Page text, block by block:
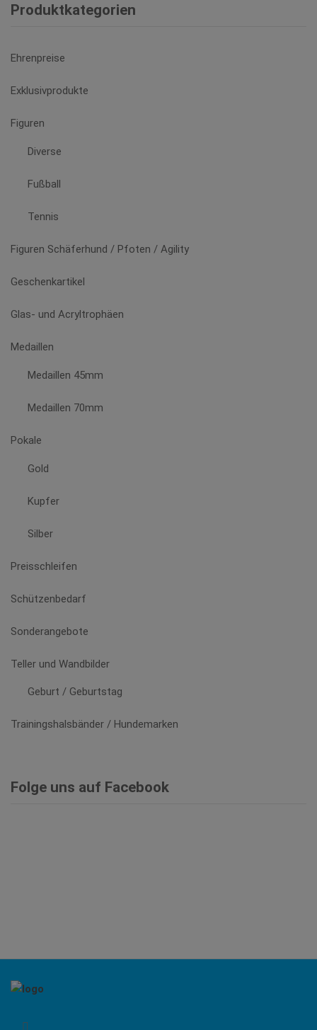
Produktkategorien
Ehrenpreise
Exklusivprodukte
Figuren
Diverse
Fußball
Tennis
Figuren Schäferhund / Pfoten / Agility
Geschenkartikel
Glas- und Acryltrophäen
Medaillen
Medaillen 45mm
Medaillen 70mm
Pokale
Gold
Kupfer
Silber
Preisschleifen
Schützenbedarf
Sonderangebote
Teller und Wandbilder
Geburt / Geburtstag
Trainingshalsbänder / Hundemarken
Folge uns auf Facebook